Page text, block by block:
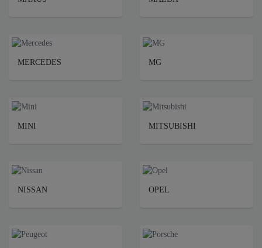
MERCEDES MG
MINI MITSUBISHI
NISSAN OPEL